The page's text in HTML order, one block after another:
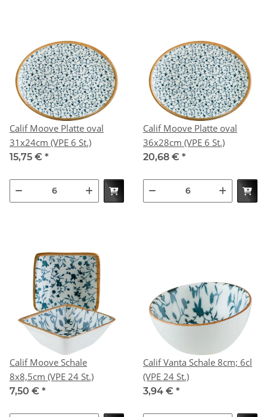
Calif Moove Platte oval
31x24cm (VPE 6 St.)
15,75 € *
Calif Moove Platte oval
36x28cm (VPE 6 St.)
20,68 € *
Calif Moove Schale
8x8,5cm (VPE 24 St.)
7,50 € *
Calif Vanta Schale 8cm; 6cl
(VPE 24 St.)
3,94 € *